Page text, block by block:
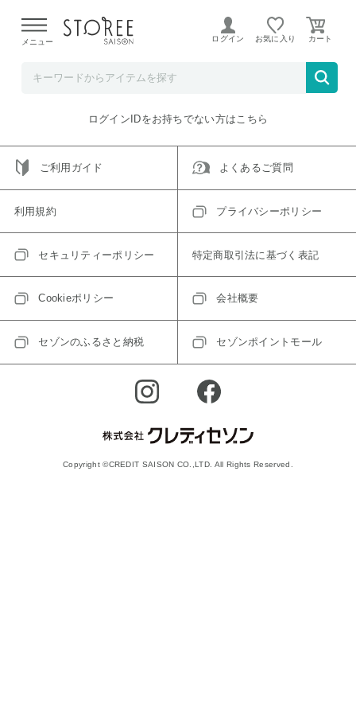
よる配送遅延が発生しております。
メニュー ログイン お気に入り
ご指定のアイテムは取り扱い終了、またはただいま取り扱い
トップへ戻る
ログインIDをお持ちでない方はこちら
ご利用ガイド よくあるご質問
利用規約 プライバシーポリシー
セキュリティーポリシー 特定商取引法に基づく表記
Cookieポリシー 会社概要
セゾンのふるさと納税 セゾンポイントモール
Copyright ©CREDIT SAISON CO.,LTD. All Rights Reserved.